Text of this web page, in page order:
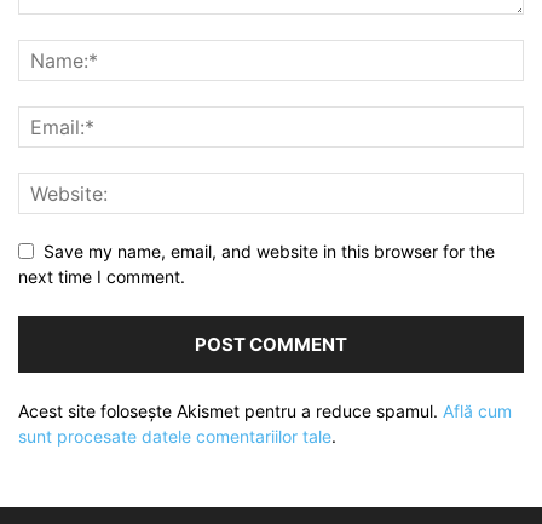
Save my name, email, and website in this browser for the
next time I comment.
Acest site folosește Akismet pentru a reduce spamul. Află cum
sunt procesate datele comentariilor tale.